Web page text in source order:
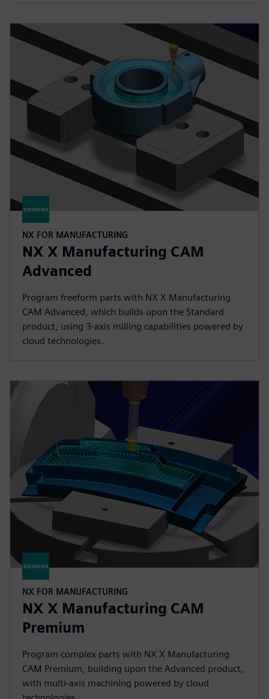
NX FOR MANUFACTURING
NX X Manufacturing CAM
Advanced
Program freeform parts with NX X Manufacturing
CAM Advanced, which builds upon the Standard
product, using 3-axis milling capabilities powered by
cloud technologies.
NX FOR MANUFACTURING
NX X Manufacturing CAM
Premium
Program complex parts with NX X Manufacturing
CAM Premium, building upon the Advanced product,
with multi-axis machining powered by cloud